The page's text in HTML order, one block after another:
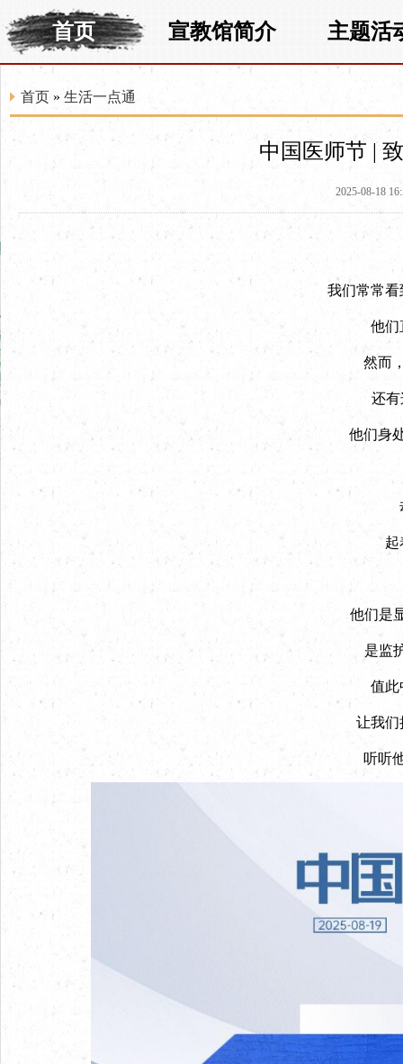
首页 宣教馆简介 主题活
首页 » 生活一点通
中国医师节 |
2025-08-18
我们常常
他们
然而
还有
他们身
起
他们是
是监
值此
让我们
听听